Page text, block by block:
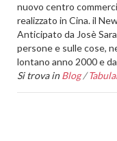
nuovo centro
realizzato in Cina. il
Anticipato da Josè
persone e sulle cose,
lontano anno 2000 e
Si trova in Blog /